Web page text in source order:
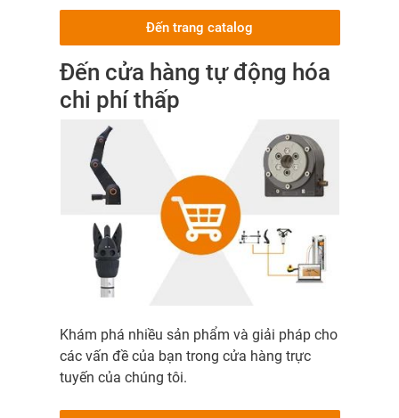
Đến trang catalog
Đến cửa hàng tự động hóa
chi phí thấp
Khám phá nhiều sản phẩm và giải pháp cho
các vấn đề của bạn trong cửa hàng trực
tuyến của chúng tôi.